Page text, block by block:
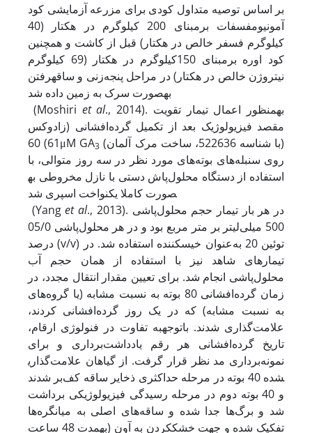
بر اساس توصیه متداول کودی برای مزرعه آزمایشی کود
آمونیومفسفات بر
مبنای 200 کیلوگرم در هکتار (40
کیلوگرم فسفر خالص در هکتار) قبل از کاشت و همچنین
کود اوره بر
مبنای 150کیلوگرم در هکتار (69 کیلوگرم
نیتروژن خالص در هکتار) در مراحل پنجه‌زنی و ساقهرفتن
بهصورت سرک به زمین داده شد
(Moshiri et al ., 2014). بهمنظور اعمال تیمار تقویت
مقصد فیزیولوژیک بعد از تکمیل گرده‌افشانی (زادوکس
61) 60μM GA3 (با شناسه 522636، ساخت مرک آلمان)
روی سنبله‌های بوته‌های مورد نظر در سه روز متوالی، با
استفاده از دستگاه محلول‌پاش دستی با نازل مخروطی به
صورت کاملا یکنواخت اسپری شد
(Yanget al., 2013). در هر بار تیمار حجم محلول‌پاشی
500 میلی‌لیتر بر متر مربع بود و در هر محلول‌پاشی 05/0
درصد (v/v) توئین 20 به‌عنوان خیس
کننده استفاده شد. در
تیمارهای شاهد نیز با استفاده از همان حجم آب
محلول‌پاشی انجام شد. برای تعیین مقدار انتقال مجدد، در
زمان گرده‌افشانی 80 بوته به نسبت مشابه (یا گروه‌های
به نسبت مشابه) که در یک روز گرده‌افشانی کردند،
علامت‌گذاری شدند. باتوجهبه تفاوت در فنولوژی ارقام،
تاریخ گرده‌افشانی هر رقم یادداشت‌برداری و برای
نمونه‌برداری مد نظر قرار گرفت. از گیاهان علامت‌گذاری
شده 40 بوته در مرحله حداکثری ذخایر ساقه کف‌بر شدند
و 40 بوته دوم در مرحله رسیدگی فیزیولوژیکی برداشت
شد و برگ‌ها جدا شده و ساقه‌های اصلی به میانگره‌ها
تفکیک شده و جهت خشککردن به آون (به
مدت 48 ساعت